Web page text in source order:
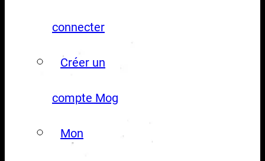
connecter
Créer un
compte Mog
Mon